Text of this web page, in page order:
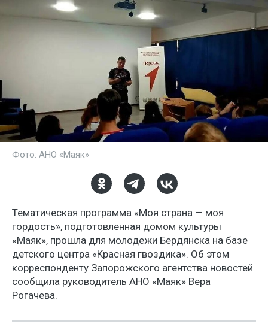
Фото: АНО «Маяк»
Тематическая программа «Моя страна — моя
гордость», подготовленная домом культуры
«Маяк», прошла для молодежи Бердянска на базе
детского центра «Красная гвоздика». Об этом
корреспонденту Запорожского агентства новостей
сообщила руководитель АНО «Маяк» Вера
Рогачева.